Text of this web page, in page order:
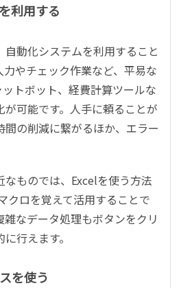
利用する
自動化システムを利用すること
やチェック作業など、平易な
トボット、経費計算ツールな
が可能です。人手に頼ることが
の削減に繋がるほか、エラー
なものでは、Excelを使う方法
クロを覚えて活用することで
なデータ処理もボタンをクリ
行えます。
を使う